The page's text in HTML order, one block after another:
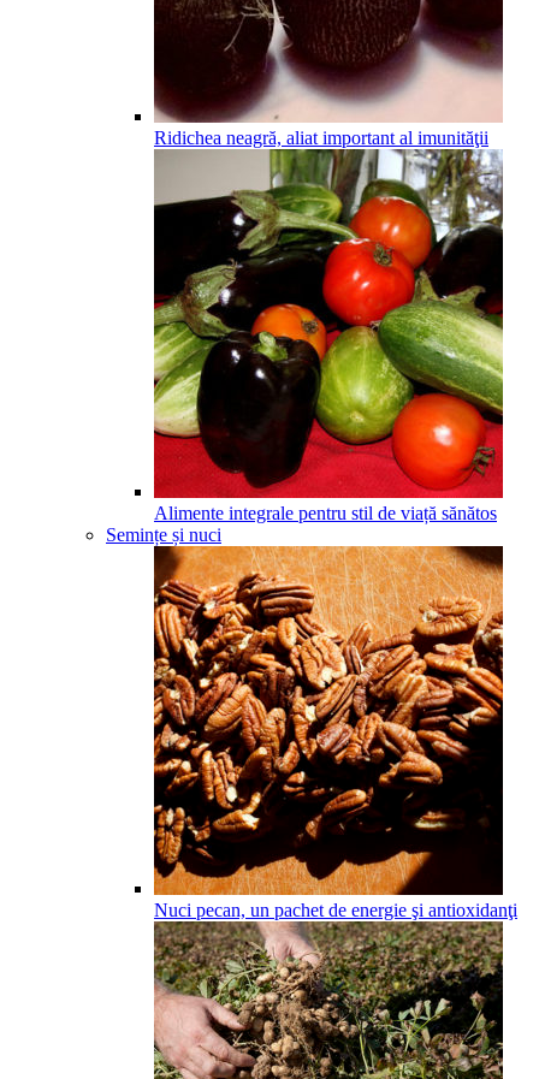
Ridichea neagră, aliat important al imunităţii
Alimente integrale pentru stil de viață sănătos
Semințe și nuci
Nuci pecan, un pachet de energie şi antioxidanţi